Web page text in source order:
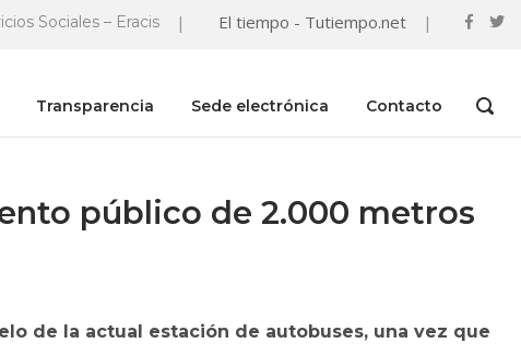
Sociales – Eracis | El tiempo - Tutiempo.net |
Transparencia Sede electrónica Contacto
OPEN
público de 2.000 metros
de la actual estación de autobuses, una vez que